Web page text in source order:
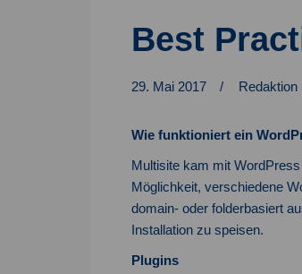
Best
29. Mai 2017 Redaktion
Wie funktioniert ein
Multisite kam mit
Möglichkeit, verschiedene
domain- oder folderbasiert
Installation zu speisen.
Plugins